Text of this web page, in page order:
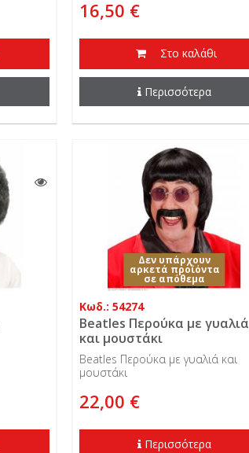
16,50 €
Στο καλάθι
Περισσότερα
Δεν υπάρχουν
αρκετά προϊόντα
σε απόθεμα
Κωδ.: 54274
Beatles Περούκα με γυαλιά
και μουστάκι
Beatles Περούκα με γυαλιά και
μουστάκι
22,00 €
Περισσότερα